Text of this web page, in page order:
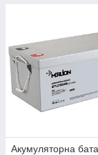
Акумуляторна